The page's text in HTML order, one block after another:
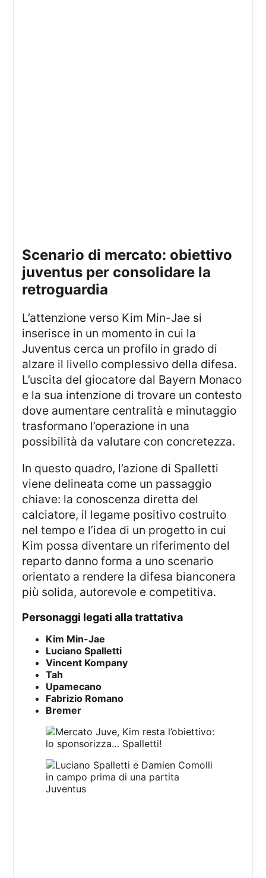
scenario di mercato: obiettivo
juventus per consolidare la
retroguardia
L’attenzione verso Kim Min-Jae si
inserisce in un momento in cui la
Juventus cerca un profilo in grado di
alzare il livello complessivo della difesa.
L’uscita del giocatore dal Bayern Monaco
e la sua intenzione di trovare un contesto
dove aumentare centralità e minutaggio
trasformano l’operazione in una
possibilità da valutare con concretezza.
In questo quadro, l’azione di Spalletti
viene delineata come un passaggio
chiave: la conoscenza diretta del
calciatore, il legame positivo costruito
nel tempo e l’idea di un progetto in cui
Kim possa diventare un riferimento del
reparto danno forma a uno scenario
orientato a rendere la difesa bianconera
più solida, autorevole e competitiva.
personaggi legati alla trattativa
Kim Min-Jae
Luciano Spalletti
Vincent Kompany
Tah
Upamecano
Fabrizio Romano
Bremer